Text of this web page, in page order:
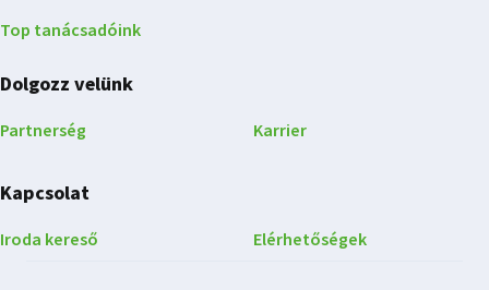
Top tanácsadóink
Dolgozz velünk
Partnerség Karrier
Kapcsolat
Iroda kereső Elérhetőségek